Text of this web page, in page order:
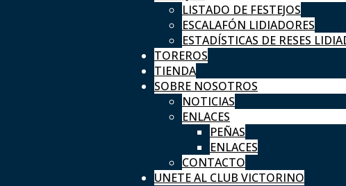
LISTADO DE FESTEJOS
ESCALAFÓN LIDIADORES
ESTADÍSTICAS DE RESES
TOREROS
TIENDA
SOBRE NOSOTROS
NOTICIAS
ENLACES
PEÑAS
ENLACES
CONTACTO
UNETE AL CLUB VICTORINO